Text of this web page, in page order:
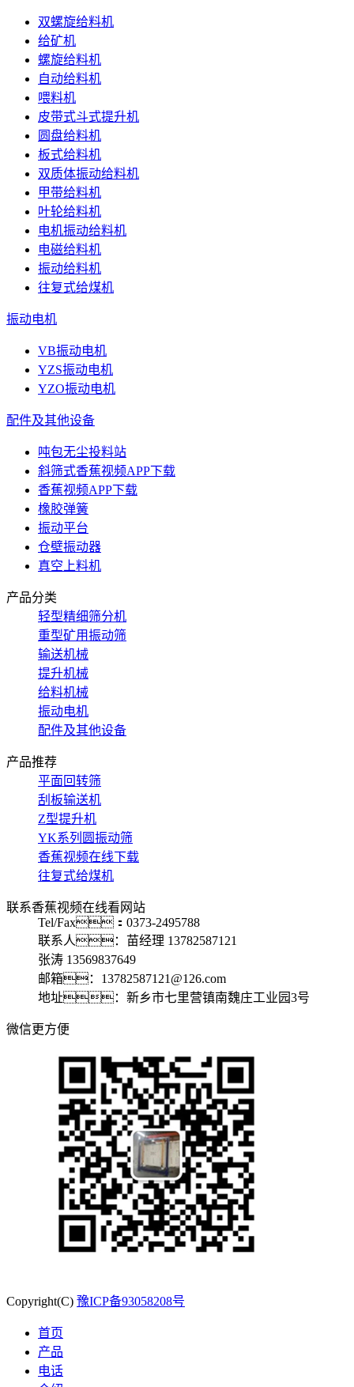
双螺旋给料机
给矿机
螺旋给料机
自动给料机
喂料机
皮带式斗式提升机
圆盘给料机
板式给料机
双质体振动给料机
甲带给料机
叶轮给料机
电机振动给料机
电磁给料机
振动给料机
往复式给煤机
振动电机
VB振动电机
YZS振动电机
YZO振动电机
配件及其他设备
吨包无尘投料站
斜筛式香蕉视频APP下载
香蕉视频APP下载
橡胶弹簧
振动平台
仓壁振动器
真空上料机
产品分类
轻型精细筛分机
重型矿用振动筛
输送机械
提升机械
给料机械
振动电机
配件及其他设备
产品推荐
平面回转筛
刮板输送机
Z型提升机
YK系列圆振动筛
香蕉视频在线下载
往复式给煤机
联系香蕉视频在线看网站
Tel/Fax：0373-2495788
联系人：苗经理 13782587121
张涛 13569837649
邮箱：13782587121@126.com
地址：新乡市七里营镇南魏庄工业园3号
微信更方便
Copyright(C) 豫ICP备93058208号
首页
产品
电话